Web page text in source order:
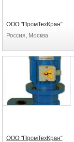
ООО "ПромТехКран"
Россия, Москва
ООО "ПромТехКран"